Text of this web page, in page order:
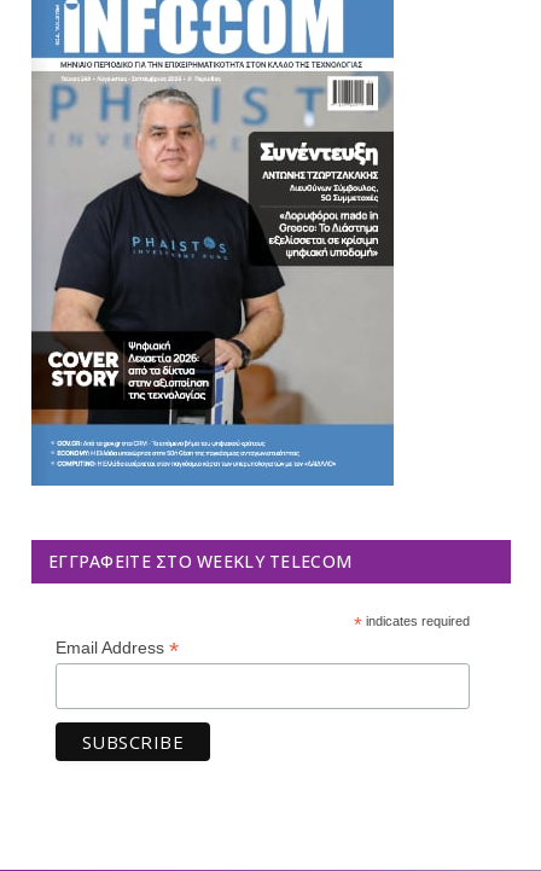
ΕΓΓΡΑΦΕΊΤΕ ΣΤΟ WEEKLY TELECOM
*indicates required
Email Address *